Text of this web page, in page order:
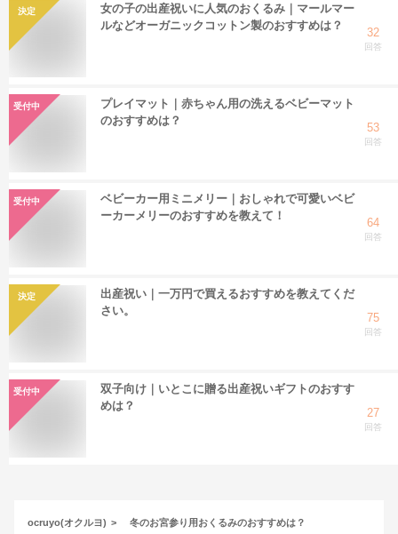
決定
女の子の出産祝いに人気のおくるみ｜マールマー
ルなどオーガニックコットン製のおすすめは？
32
回答
受付中
プレイマット｜赤ちゃん用の洗えるベビーマット
のおすすめは？
53
回答
受付中
ベビーカー用ミニメリー｜おしゃれで可愛いベビ
ーカーメリーのおすすめを教えて！
64
回答
決定
出産祝い｜一万円で買えるおすすめを教えてくだ
さい。
75
回答
受付中
双子向け｜いとこに贈る出産祝いギフトのおすす
めは？
27
回答
ocruyo(オクルヨ) 冬のお宮参り用おくるみのおすすめは？